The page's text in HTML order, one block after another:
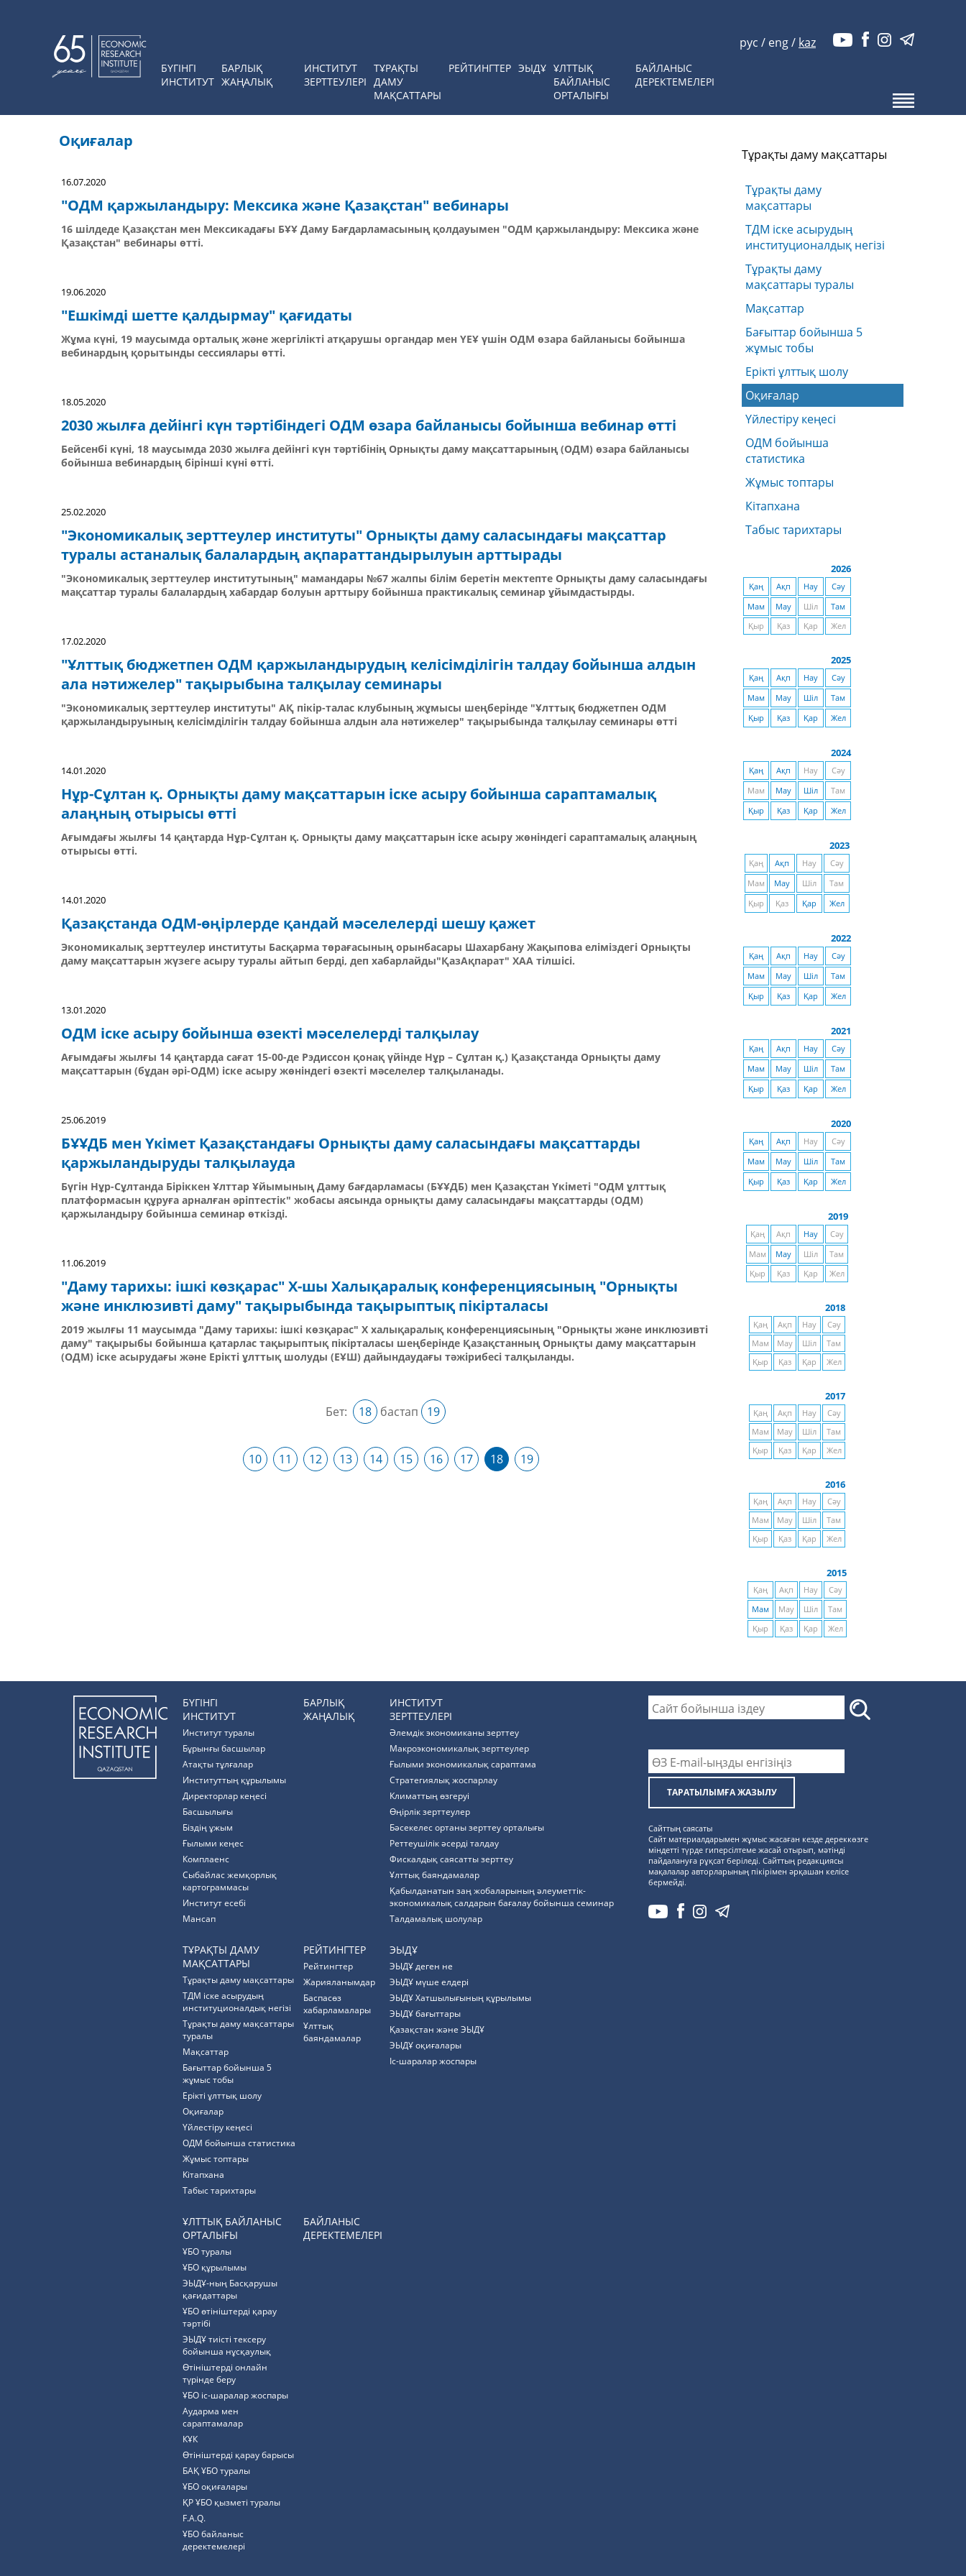
БҮГІНГІ
ИНСТИТУТ
БАРЛЫҚ
ЖАҢАЛЫҚ
ИНСТИТУТ
ЗЕРТТЕУЛЕРІ
ТҰРАҚТЫ
ДАМУ
МАҚСАТТАРЫ
РЕЙТИНГТЕР ЭЫДҰ ҰЛТТЫҚ
БАЙЛАНЫС
ОРТАЛЫҒЫ
БАЙЛАНЫС
ДЕРЕКТЕМЕЛЕРІ
рус / eng/ kaz
Оқиғалар
16.07.2020
"ОДМ қаржыландыру: Мексика және Қазақстан" вебинары
16 шілдеде Қазақстан мен Мексикадағы БҰҰ Даму Бағдарламасының қолдауымен "ОДМ қаржыландыру: Мексика және
Қазақстан" вебинары өтті.
19.06.2020
"Ешкімді шетте қалдырмау" қағидаты
Жұма күні, 19 маусымда орталық және жергілікті атқарушы органдар мен ҮЕҰ үшін ОДМ өзара байланысы бойынша
вебинардың қорытынды сессиялары өтті.
18.05.2020
2030 жылға дейінгі күн тәртібіндегі ОДМ өзара байланысы бойынша вебинар өтті
Бейсенбі күні, 18 маусымда 2030 жылға дейінгі күн тәртібінің Орнықты даму мақсаттарының (ОДМ) өзара байланысы
бойынша вебинардың бірінші күні өтті.
25.02.2020
"Экономикалық зерттеулер институты" Орнықты даму саласындағы мақсаттар
туралы астаналық балалардың ақпараттандырылуын арттырады
"Экономикалық зерттеулер институтының" мамандары №67 жалпы білім беретін мектепте Орнықты даму саласындағы
мақсаттар туралы балалардың хабардар болуын арттыру бойынша практикалық семинар ұйымдастырды.
17.02.2020
"Ұлттық бюджетпен ОДМ қаржыландырудың келісімділігін талдау бойынша алдын
ала нәтижелер" тақырыбына талқылау семинары
"Экономикалық зерттеулер институты" АҚ пікір-талас клубының жұмысы шеңберінде "Ұлттық бюджетпен ОДМ
қаржыландыруының келісімділігін талдау бойынша алдын ала нәтижелер" тақырыбында талқылау семинары өтті
14.01.2020
Нұр-Сұлтан қ. Орнықты даму мақсаттарын іске асыру бойынша сараптамалық
алаңның отырысы өтті
Ағымдағы жылғы 14 қаңтарда Нұр-Сұлтан қ. Орнықты даму мақсаттарын іске асыру жөніндегі сараптамалық алаңның
отырысы өтті.
14.01.2020
Қазақстанда ОДМ-өңірлерде қандай мәселелерді шешу қажет
Экономикалық зерттеулер институты Басқарма төрағасының орынбасары Шахарбану Жақыпова еліміздегі Орнықты
даму мақсаттарын жүзеге асыру туралы айтып берді, деп хабарлайды"ҚазАқпарат" ХАА тілшісі.
13.01.2020
ОДМ іске асыру бойынша өзекті мәселелерді талқылау
Ағымдағы жылғы 14 қаңтарда сағат 15-00-де Рэдиссон қонақ үйінде Нұр – Сұлтан қ.) Қазақстанда Орнықты даму
мақсаттарын (бұдан әрі-ОДМ) іске асыру жөніндегі өзекті мәселелер талқыланады.
25.06.2019
БҰҰДБ мен Үкімет Қазақстандағы Орнықты даму саласындағы мақсаттарды
қаржыландыруды талқылауда
Бүгін Нұр-Сұлтанда Біріккен Ұлттар Ұйымының Даму бағдарламасы (БҰҰДБ) мен Қазақстан Үкіметі "ОДМ ұлттық
платформасын құруға арналған әріптестік" жобасы аясында орнықты даму саласындағы мақсаттарды (ОДМ)
қаржыландыру бойынша семинар өткізді.
11.06.2019
"Даму тарихы: ішкі көзқарас" Х-шы Халықаралық конференциясының "Орнықты
және инклюзивті даму" тақырыбында тақырыптық пікірталасы
2019 жылғы 11 маусымда "Даму тарихы: ішкі көзқарас" X халықаралық конференциясының "Орнықты және инклюзивті
даму" тақырыбы бойынша қатарлас тақырыптық пікірталасы шеңберінде Қазақстанның Орнықты даму мақсаттарын
(ОДМ) іске асырудағы және Ерікті ұлттық шолуды (ЕҰШ) дайындаудағы тәжірибесі талқыланды.
Бет: 18 бастап 19
10 11 12 13 14 15 16 17 18 19
Тұрақты даму мақсаттары
Тұрақты даму
мақсаттары
ТДМ іске асырудың
институционалдық негізі
Тұрақты даму
мақсаттары туралы
Мақсаттар
Бағыттар бойынша 5
жұмыс тобы
Ерікті ұлттық шолу
Оқиғалар
Үйлестіру кеңесі
ОДМ бойынша
статистика
Жұмыс топтары
Кітапхана
Табыс тарихтары
2026
Қаң Ақп Нау
Сәу
Мам
Мау Шіл
Там
Қыр
Қаз Қар Жел
2025
Қаң Ақп Нау
Сәу
Мам
Мау Шіл
Там
Қыр
Қаз Қар Жел
2024
Қаң Ақп Нау
Сәу
Мам
Мау Шіл
Там
Қыр
Қаз Қар Жел
2023
Қаң Ақп Нау
Сәу
Мам
Мау Шіл
Там
Қыр
Қаз Қар Жел
2022
Қаң Ақп Нау
Сәу
Мам
Мау Шіл
Там
Қыр
Қаз Қар Жел
2021
Қаң Ақп Нау
Сәу
Мам
Мау Шіл
Там
Қыр
Қаз Қар Жел
2020
Қаң Ақп Нау
Сәу
Мам
Мау Шіл
Там
Қыр
Қаз Қар Жел
2019
Қаң Ақп Нау
Сәу
Мам
Мау Шіл
Там
Қыр
Қаз Қар Жел
2018
Қаң Ақп Нау
Сәу
Мам
Мау Шіл
Там
Қыр
Қаз Қар Жел
2017
Қаң Ақп Нау
Сәу
Мам
Мау Шіл
Там
Қыр
Қаз Қар Жел
2016
Қаң Ақп Нау
Сәу
Мам
Мау Шіл
Там
Қыр
Қаз Қар Жел
2015
Қаң Ақп Нау
Сәу
Мам
Мау Шіл
Там
Қыр
Қаз Қар Жел
БҮГІНГІ
ИНСТИТУТ
Институт туралы
Бұрынғы басшылар
Атақты тұлғалар
Институттың құрылымы
Директорлар кеңесі
Басшылығы
Біздің ұжым
Ғылыми кеңес
Комплаенс
Cыбайлас жемқорлық
картограммасы
Институт есебі
Мансап
БАРЛЫҚ
ЖАҢАЛЫҚ
ИНСТИТУТ
ЗЕРТТЕУЛЕРІ
Әлемдік экономиканы зерттеу
Макроэкономикалық зерттеулер
Ғылыми экономикалық сараптама
Стратегиялық жоспарлау
Климаттың өзгеруі
Өңірлік зерттеулер
Бәсекелес ортаны зерттеу орталығы
Реттеушілік әсерді талдау
Фискалдық саясатты зерттеу
Ұлттық баяндамалар
Қабылданатын заң жобаларының әлеуметтік-
экономикалық салдарын бағалау бойынша семинар
Талдамалық шолулар
ТҰРАҚТЫ ДАМУ
МАҚСАТТАРЫ
Тұрақты даму мақсаттары
ТДМ іске асырудың
институционалдық негізі
Тұрақты даму мақсаттары
туралы
Мақсаттар
Бағыттар бойынша 5
жұмыс тобы
Ерікті ұлттық шолу
Оқиғалар
Үйлестіру кеңесі
ОДМ бойынша статистика
Жұмыс топтары
Кітапхана
Табыс тарихтары
РЕЙТИНГТЕР
Рейтингтер
Жарияланымдар
Баспасөз
хабарламалары
Ұлттық
баяндамалар
ЭЫДҰ
ЭЫДҰ деген не
ЭЫДҰ мүше елдері
ЭЫДҰ Хатшылығының құрылымы
ЭЫДҰ бағыттары
Қазақстан және ЭЫДҰ
ЭЫДҰ оқиғалары
Іс-шаралар жоспары
ҰЛТТЫҚ БАЙЛАНЫС
ОРТАЛЫҒЫ
ҰБО туралы
ҰБО құрылымы
ЭЫДҰ-ның Басқарушы
қағидаттары
ҰБО өтініштерді қарау
тәртібі
ЭЫДҰ тиісті тексеру
бойынша нұсқаулық
Өтініштерді онлайн
түрінде беру
ҰБО іс-шаралар жоспары
Аударма мен
сараптамалар
КҰК
Өтініштерді қарау барысы
БАҚ ҰБО туралы
ҰБО оқиғалары
ҚР ҰБО қызметі туралы
F.A.Q.
ҰБО байланыс
деректемелерi
БАЙЛАНЫС
ДЕРЕКТЕМЕЛЕРІ
ТАРАТЫЛЫМҒА ЖАЗЫЛУ
Сайттың саясаты
Сайт материалдарымен жұмыс жасаған кезде дереккөзге
міндетті түрде гиперсілтеме жасай отырып, мәтінді
пайдалануға рұқсат беріледі. Сайттың редакциясы
мақалалар авторларының пікірімен әрқашан келісе
бермейді.